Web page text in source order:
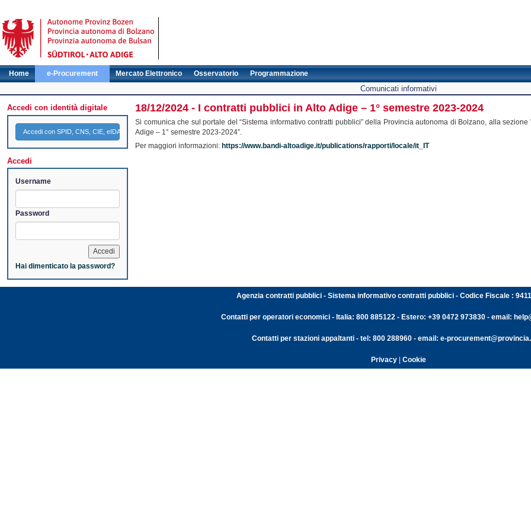
Home e-Procurement Mercato Elettronico Osservatorio Programmazione
Comunicati informativi
Accedi con identità digitale
Accedi con SPID, CNS, CIE, eIDAS
Accedi
Username
Password
Hai dimenticato la password?
18/12/2024 - I contratti pubblici in Alto Adige – 1° semestre 2023-2024
Si comunica che sul portale del “Sistema informativo contratti pubblici” della Provincia autonoma di Bolzano, alla
Adige – 1° semestre 2023-2024”.
Per maggiori informazioni: https://www.bandi-altoadige.it/publications/rapporti/locale/it_IT
Agenzia contratti pubblici - Sistema informativo contratti pubblici - Codice Fiscale :
Contatti per operatori economici - Italia: 800 885122 - Estero: +39 0472 973830 - email:
Contatti per stazioni appaltanti - tel: 800 288960 - email: e-
Privacy| Cookie